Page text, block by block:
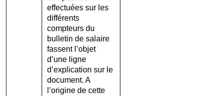
effectuées sur les
différents
compteurs du
bulletin de salaire
fassent l’objet
d’une ligne
d’explication sur le
document. A
l’origine de cette